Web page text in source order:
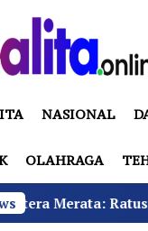
NASIONAL
OLAHRAGA
Ibu Kerudung